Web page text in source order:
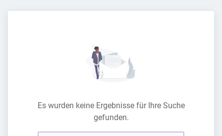
Es wurden keine Ergebnisse für Ihre Suche
gefunden.